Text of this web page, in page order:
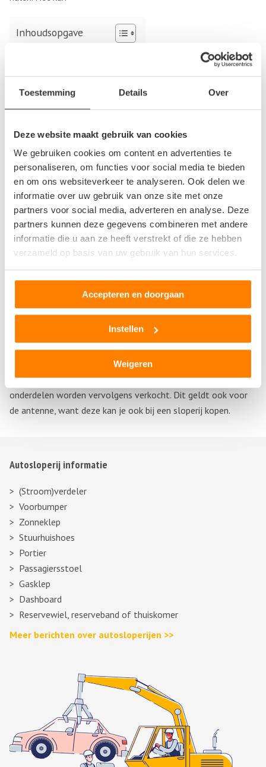
Toestemming Details Over
Deze website maakt gebruik van cookies
We gebruiken cookies om content en advertenties te
personaliseren, om functies voor social media te bieden
en om ons websiteverkeer te analyseren. Ook delen we
informatie over uw gebruik van onze site met onze
partners voor social media, adverteren en analyse. Deze
partners kunnen deze gegevens combineren met andere
informatie die u aan ze heeft verstrekt of die ze hebben
verzameld op basis van uw gebruik van hun services.
Accepteren en doorgaan
Instellen
Weigeren
Inhoudsopgave
Beschadigde antenne
een aantal problemen. Zo zal de ontvangst slechter zijn,
waardoor de kans bestaat dat je geruis hoort op de radio. De
antenne kan op verschillende manieren beschadigd geraakt
zijn: je kan bijvoorbeeld iets geraakt hebben of er is een
hevige storm geweest. Als je antenne niet meer goed
functioneert dan is het een idee om een nieuwe aan te
schaffen, want een slecht werkende antenne kan behoorlijk
storend zijn. Je kan online gemakkelijk een nieuwe
Antenne kopen bij de sloop
Bij de sloperij kan je een heleboel onderdelen voor je auto
kopen voor een zacht prijsje. De sloperij verkoopt namelijk de
onderdelen van sloopauto’s die nog goed werken, want
voordat de auto gesloopt wordt, kijkt men eerst of er nog
onderdelen zijn die hergebruikt kunnen worden. Deze
onderdelen worden vervolgens verkocht. Dit geldt ook voor
de antenne, want deze kan je ook bij een sloperij kopen.
Autosloperij informatie
(Stroom)verdeler
Voorbumper
Zonneklep
Stuurhuishoes
Portier
Passagiersstoel
Gasklep
Dashboard
Reservewiel, reserveband of thuiskomer
Meer berichten over autosloperijen >>